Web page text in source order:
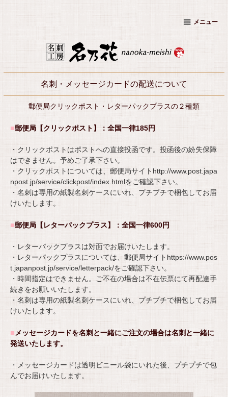
メニュー
名刺・メッセージカードの配送について
郵便局クリックポスト・レターパックプラスの２種類
■郵便局【クリックポスト】： 全国一律185円
・クリックポストはポストへの直接投函です。投函後の紛失保障
はできません。予めご了承下さい。
・クリックポストについては、郵便局サイト http://www.post.japa
npost.jp/service/clickpost/index.htmlをご確認下さい。
・名刺は専用の紙製名刺ケースにいれ、プチプチで梱包してお届
けいたします。
■郵便局【レターパックプラス】： 全国一律600円
・レターパックプラスは対面でお届けいたします。
・レターパックプラスについては、郵便局サイト https://www.pos
t.japanpost.jp/service/letterpack/をご確認下さい。
・時間指定はできません。ご不在の場合は不在伝票にて再配達手
続きをお願いいたします。
・名刺は専用の紙製名刺ケースにいれ、プチプチで梱包してお届
けいたします。
■ メッセージカードを名刺と一緒にご注文の場合は名刺と一緒に
発送いたします。
・メッセージカードは透明ビニール袋にいれた後、プチプチで包
んでお届けいたします。